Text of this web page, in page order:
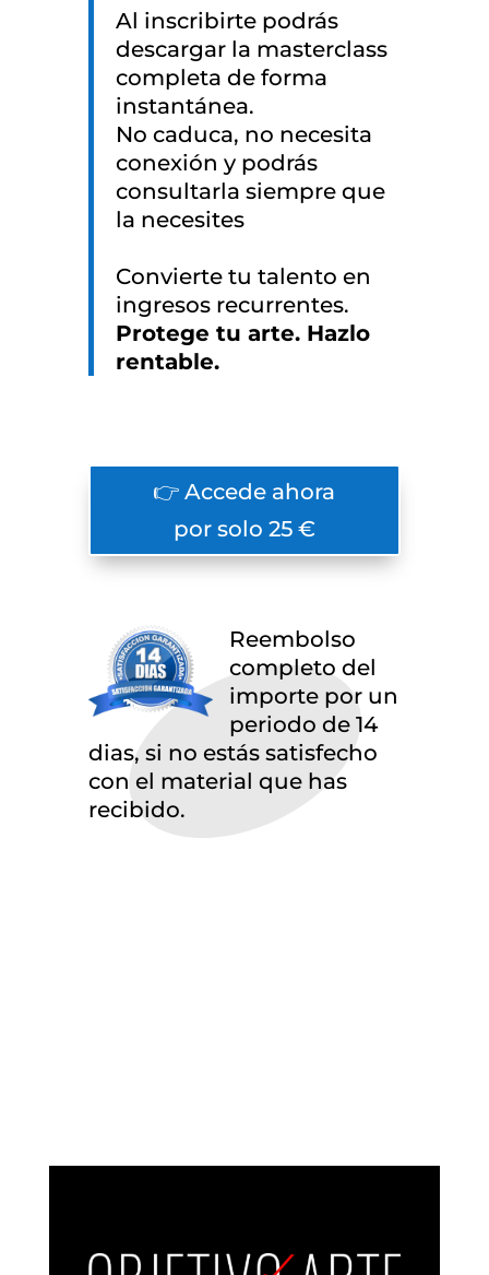
Al inscribirte podrás
descargar la masterclass
completa de forma
instantánea.
No caduca, no necesita
conexión y podrás
consultarla siempre que
la necesites
Convierte tu talento en
ingresos recurrentes.
Protege tu arte. Hazlo
rentable.
👉 Accede ahora
por solo 25 €
Reembolso
completo del
importe por un
periodo de 14
dias, si no estás satisfecho
con el material que has
recibido.